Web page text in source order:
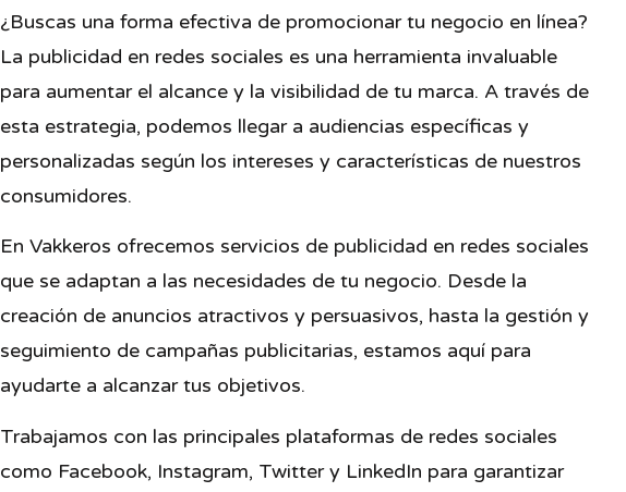
¿Buscas una forma efectiva de promocionar tu negocio en línea?
La publicidad en redes sociales es una herramienta invaluable
para aumentar el alcance y la visibilidad de tu marca. A través de
esta estrategia, podemos llegar a audiencias específicas y
personalizadas según los intereses y características de nuestros
consumidores.
En Vakkeros ofrecemos servicios de publicidad en redes sociales
que se adaptan a las necesidades de tu negocio. Desde la
creación de anuncios atractivos y persuasivos, hasta la gestión y
seguimiento de campañas publicitarias, estamos aquí para
ayudarte a alcanzar tus objetivos.
Trabajamos con las principales plataformas de redes sociales
como Facebook, Instagram, Twitter y LinkedIn para garantizar